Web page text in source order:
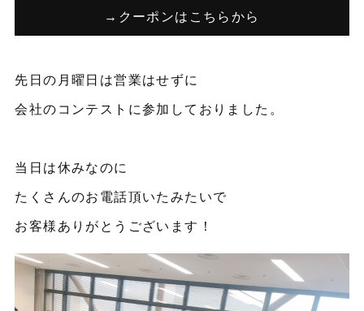
→クーポンはこちらから
先日の月曜日は営業はせずに
会社のコンテストに参加しておりました。
当日は休みなのに
たくさんのお電話頂いたみたいで
お客様ありがとうございます！